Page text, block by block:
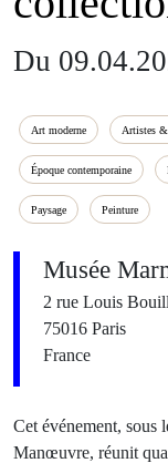
Du
Art moderne Artistes
Époque contemporaine
Paysage Peinture
Musée
2 rue Louis
75016 Paris
France
Cet événement, sous
Manœuvre, réunit